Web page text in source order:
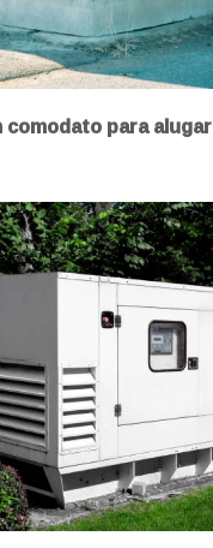
para alugar